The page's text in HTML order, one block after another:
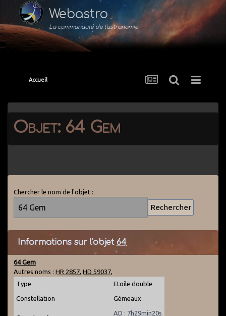
Webastro
La communauté de l'astronomie
Accueil
Objet: 64 Gem
Chercher le nom de l'objet :
Informations sur l'objet 64
64 Gem
Autres noms : HR 2857, HD 59037,
Type
Etoile double
Constellation Gémeaux
AD : 7h29min20s